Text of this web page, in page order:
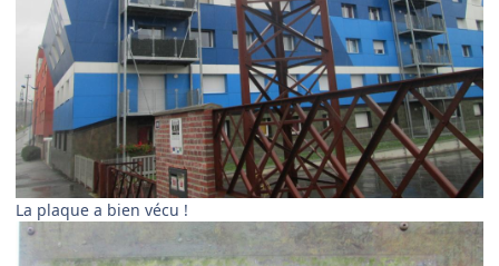
La plaque a bien vécu !